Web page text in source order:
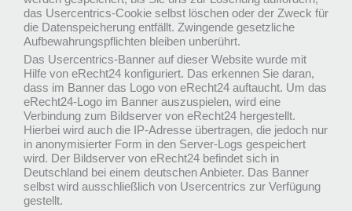
das Usercentrics-Cookie selbst löschen oder der Zweck für
die Datenspeicherung entfällt. Zwingende gesetzliche
Aufbewahrungspflichten bleiben unberührt.
Das Usercentrics-Banner auf dieser Website wurde mit
Hilfe von eRecht24 konfiguriert. Das erkennen Sie daran,
dass im Banner das Logo von eRecht24 auftaucht. Um das
eRecht24-Logo im Banner auszuspielen, wird eine
Verbindung zum Bildserver von eRecht24 hergestellt.
Hierbei wird auch die IP-Adresse übertragen, die jedoch nur
in anonymisierter Form in den Server-Logs gespeichert
wird. Der Bildserver von eRecht24 befindet sich in
Deutschland bei einem deutschen Anbieter. Das Banner
selbst wird ausschließlich von Usercentrics zur Verfügung
gestellt.